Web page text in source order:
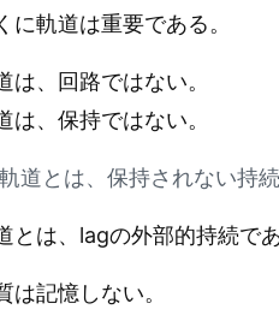
に軌道は重要である。
は、回路ではない。
は、保持ではない。
軌道とは、保持されない持
とは、lagの外部的持続で
は記憶しない。